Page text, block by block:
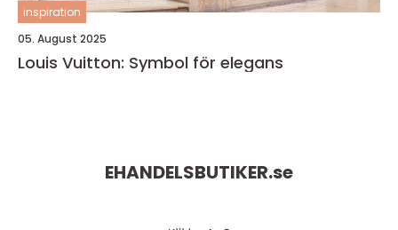
inspiration
05. August 2025
Louis Vuitton: Symbol för elegans
EHANDELSBUTIKER.se